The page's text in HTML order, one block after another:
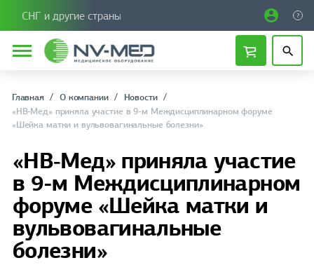
СНГ и другие страны
Главная О компании
Новости
«НВ‑Мед» приняла участие в 9-м Междисциплинарном форуме
«Шейка матки и вульвовагинальные болезни»
«НВ‑Мед» приняла участие
в 9-м Междисциплинарном
форуме «Шейка матки и
вульвовагинальные
болезни»